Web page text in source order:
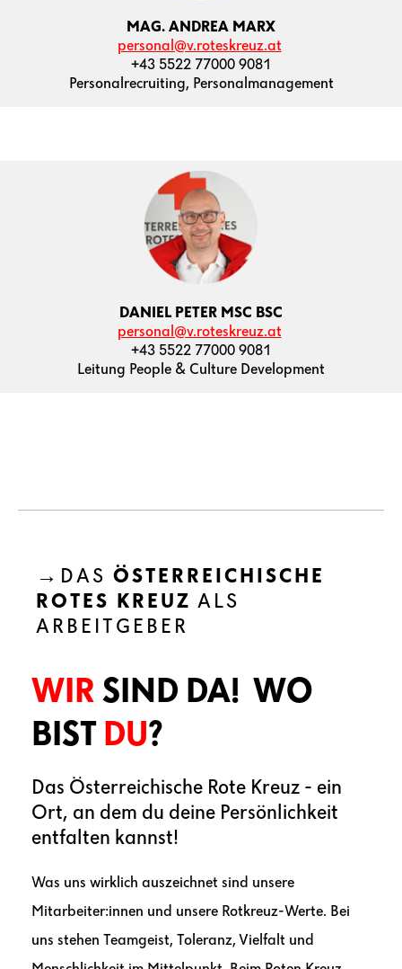
MAG. ANDREA MARX
personal@v.roteskreuz.at
+43 5522 77000 9081
Personalrecruiting, Personalmanagement
DANIEL PETER MSC BSC
personal@v.roteskreuz.at
+43 5522 77000 9081
Leitung People & Culture Development
→ DAS ÖSTERREICHISCHE
ROTES KREUZ ALS
ARBEITGEBER
WIR SIND DA! WO
BIST DU?
Das Österreichische Rote Kreuz - ein
Ort, an dem du deine Persönlichkeit
entfalten kannst!
Was uns wirklich auszeichnet sind unsere
Mitarbeiter:innen und unsere Rotkreuz-Werte. Bei
uns stehen Teamgeist, Toleranz, Vielfalt und